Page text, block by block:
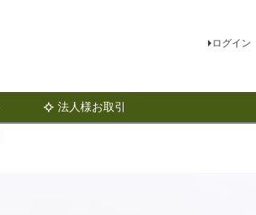
ログイン
法人様お取引
検索